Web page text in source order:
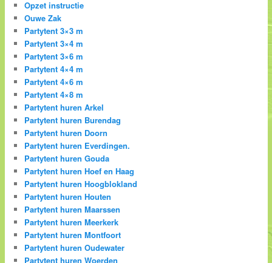
Opzet instructie
Ouwe Zak
Partytent 3×3 m
Partytent 3×4 m
Partytent 3×6 m
Partytent 4×4 m
Partytent 4×6 m
Partytent 4×8 m
Partytent huren Arkel
Partytent huren Burendag
Partytent huren Doorn
Partytent huren Everdingen.
Partytent huren Gouda
Partytent huren Hoef en Haag
Partytent huren Hoogblokland
Partytent huren Houten
Partytent huren Maarssen
Partytent huren Meerkerk
Partytent huren Montfoort
Partytent huren Oudewater
Partytent huren Woerden